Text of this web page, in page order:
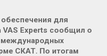
для
VAS Experts сообщил о
международных
СКАТ. По итогам